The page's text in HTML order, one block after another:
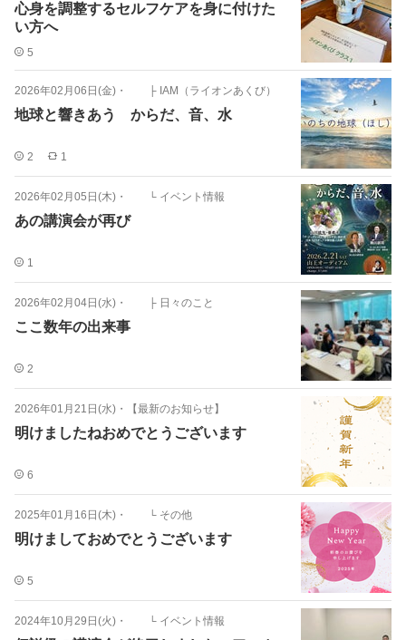
心身を調整するセルフケアを身に付けた
い方へ
5
2026年02月06日(金) ・ ├ IAM（ライオンあくび）
地球と響きあう からだ、音、水
2 1
2026年02月05日(木) ・ └ イベント情報
あの講演会が再び
1
2026年02月04日(水) ・ ├ 日々のこと
ここ数年の出来事
2
2026年01月21日(水) ・ 【最新のお知らせ】
明けましたねおめでとうございます
6
2025年01月16日(木) ・ └ その他
明けましておめでとうございます
5
2024年10月29日(火) ・ └ イベント情報